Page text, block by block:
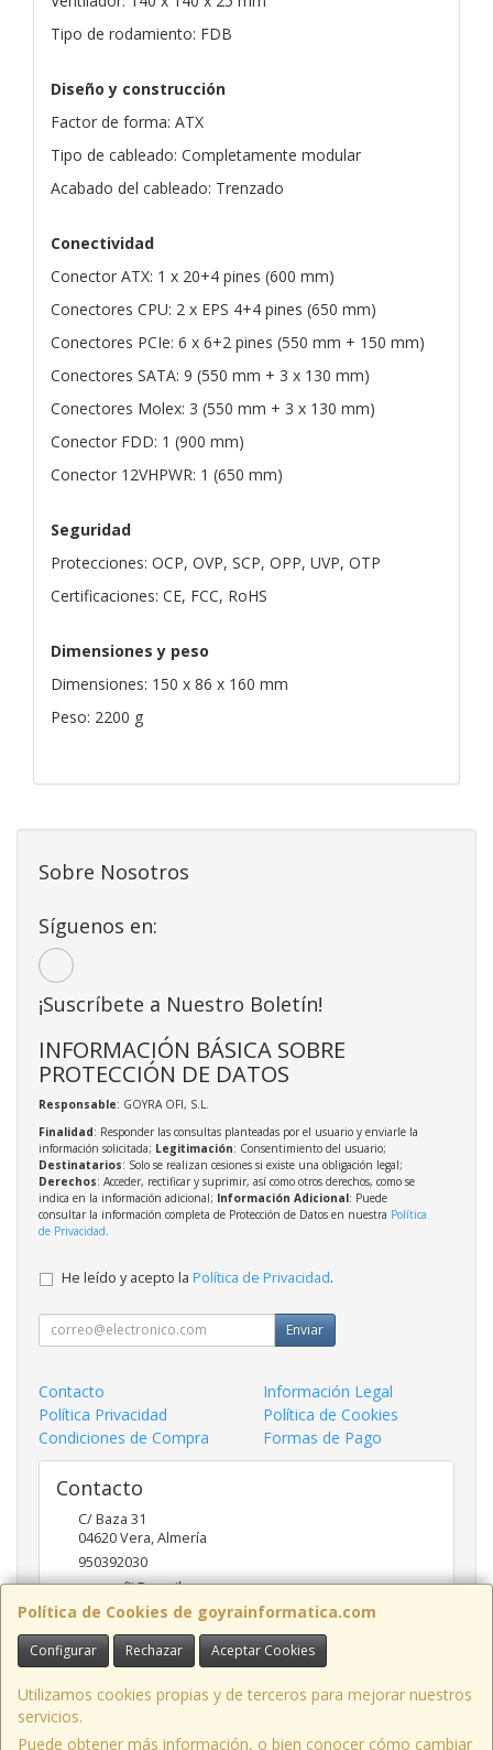
Tipo de rodamiento: FDB
Diseño y construcción
Factor de forma: ATX
Tipo de cableado: Completamente modular
Acabado del cableado: Trenzado
Conectividad
Conector ATX: 1 x 20+4 pines (600 mm)
Conectores CPU: 2 x EPS 4+4 pines (650 mm)
Conectores PCIe: 6 x 6+2 pines (550 mm + 150 mm)
Conectores SATA: 9 (550 mm + 3 x 130 mm)
Conectores Molex: 3 (550 mm + 3 x 130 mm)
Conector FDD: 1 (900 mm)
Conector 12VHPWR: 1 (650 mm)
Seguridad
Protecciones: OCP, OVP, SCP, OPP, UVP, OTP
Certificaciones: CE, FCC, RoHS
Dimensiones y peso
Dimensiones: 150 x 86 x 160 mm
Peso: 2200 g
Política de Cookies de goyrainformatica.com
Configurar Rechazar Aceptar Cookies
Utilizamos cookies propias y de terceros para mejorar nuestros
servicios.
Puede obtener más información, o bien conocer cómo cambiar
Sobre Nosotros
Síguenos en:
¡Suscríbete a Nuestro Boletín!
INFORMACIÓN BÁSICA SOBRE
PROTECCIÓN DE DATOS
Responsable: GOYRA OFI, S.L.
Finalidad: Responder las consultas planteadas por el usuario y enviarle la
información solicitada; Legitimación: Consentimiento del usuario;
Destinatarios: Solo se realizan cesiones si existe una obligación legal;
Derechos: Acceder, rectificar y suprimir, así como otros derechos, como se
indica en la información adicional; Información Adicional: Puede
consultar la información completa de Protección de Datos en nuestra Política
de Privacidad
He leído y acepto la Política de Privacidad.
Enviar
Contacto
Información Legal
Política Privacidad
Política de Cookies
Condiciones de Compra
Formas de Pago
Contacto
C/ Baza 31
04620Vera,Almería
950392030
goyraofii@gmail.com
Horario
9.00-14.00; 17:00-20.00